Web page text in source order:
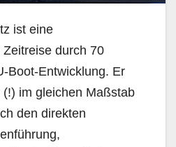
ist eine
durch 70
Boot-Entwicklung. Er
im gleichen Maßstab
den direkten